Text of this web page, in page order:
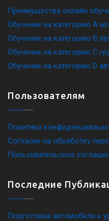
Преимущества онлайн
Обучение на категорию A
Обучение на категорию B
Обучение на категорию C
Обучение на категорию D
Пользователям
Политика
Согласие на обработку
Пользовательское
Последние
Подготовка автомобиля к